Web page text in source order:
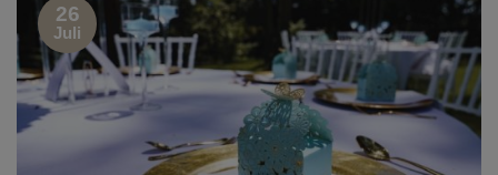
26
Juli